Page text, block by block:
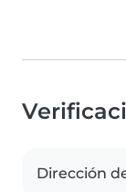
Dirección